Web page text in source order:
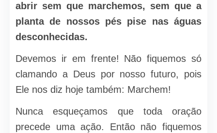
abrir sem que marchemos, sem que a
planta de nossos pés pise nas águas
desconhecidas.
Devemos ir em frente! Não fiquemos só
clamando a Deus por nosso futuro, pois
Ele nos diz hoje também: Marchem!
Nunca esqueçamos que toda oração
precede uma ação. Então não fiquemos